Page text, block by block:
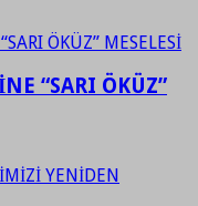
“SARI ÖKÜZ”